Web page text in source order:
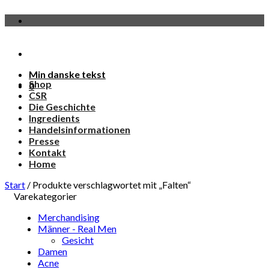
Inhalt
Min danske tekst
0
Shop
CSR
Die Geschichte
Ingredients
Handelsinformationen
Presse
Kontakt
Home
Start / Produkte verschlagwortet mit „Falten“
Varekategorier
Merchandising
Männer - Real Men
Gesicht
Damen
Acne